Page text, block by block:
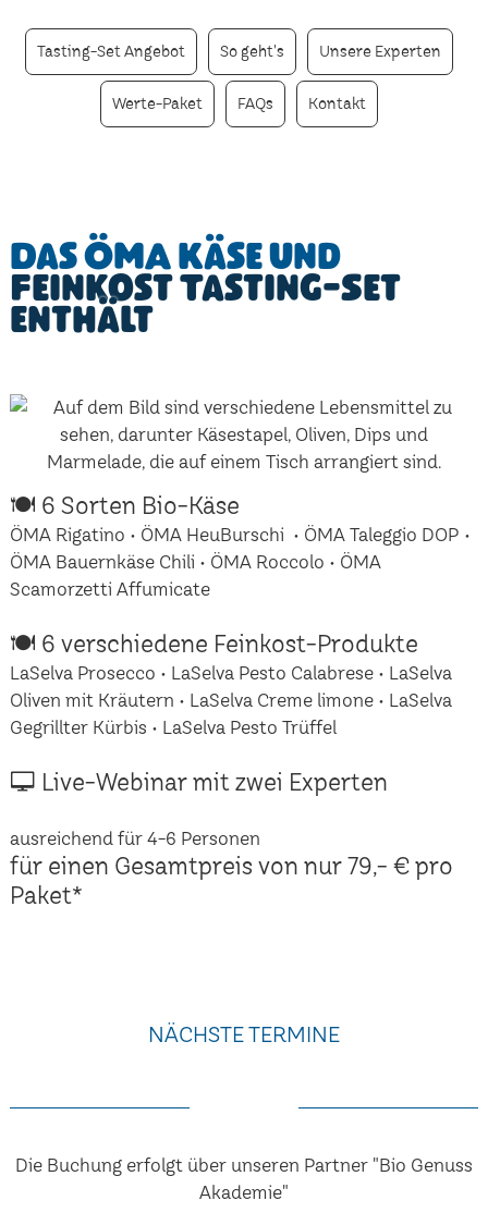
Tasting-Set Angebot So geht's Unsere Experten
Werte-Paket FAQs Kontakt
Das ÖMA Käse und
Feinkost Tasting-Set
enthält
🍽 6 Sorten Bio-Käse
ÖMA Rigatino • ÖMA HeuBurschi • ÖMA Taleggio DOP •
ÖMA Bauernkäse Chili • ÖMA Roccolo • ÖMA
Scamorzetti Affumicate
🍽 6 verschiedene Feinkost-Produkte
LaSelva Prosecco • LaSelva Pesto Calabrese • LaSelva
Oliven mit Kräutern • LaSelva Creme limone • LaSelva
Gegrillter Kürbis • LaSelva Pesto Trüffel
🖵 Live-Webinar mit zwei Experten
ausreichend für 4-6 Personen
für einen Gesamtpreis von nur 79,- € pro
Paket*
NÄCHSTE TERMINE
Die Buchung erfolgt über unseren Partner "Bio Genuss
Akademie"